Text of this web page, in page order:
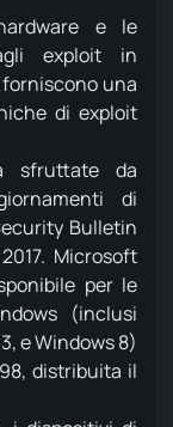
e le
exploit in
una
di exploit
sfruttate da
di
Bulletin
Microsoft
per le
(inclusi
e Windows 8)
distribuita il